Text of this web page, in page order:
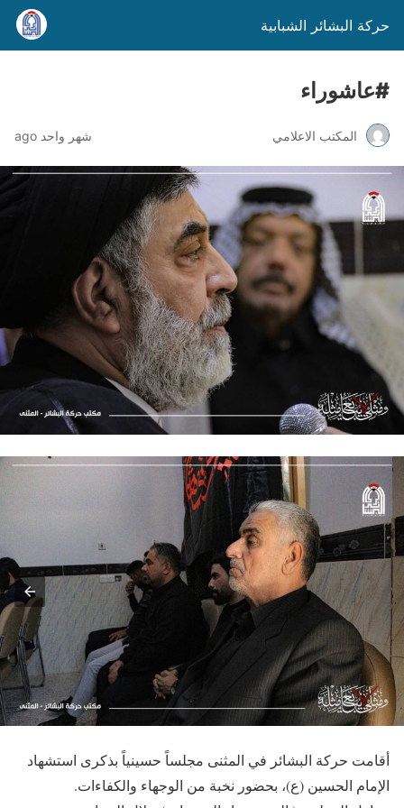
حركة البشائر الشبابية
​#عاشوراء
المكتب الاعلامي شهر واحد ago
أقامت حركة البشائر في المثنى مجلساً حسينياً بذكرى استشهاد
الإمام الحسين (ع)، بحضور نخبة من الوجهاء والكفاءات.